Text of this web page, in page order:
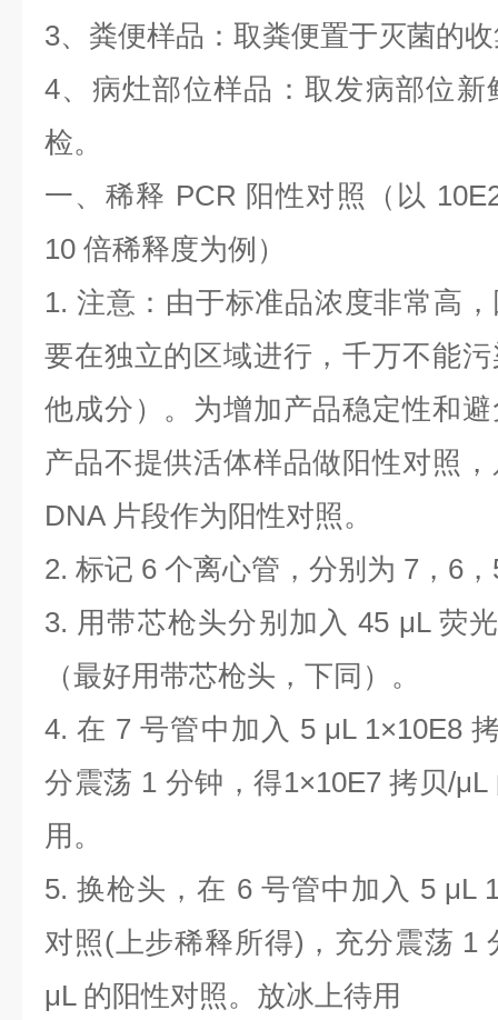
3、粪便样品：取粪便置于灭菌的
4、病灶部位样品：取发病部位
检。
一、稀释 PCR 阳性对照（以
10 倍稀释度为例）
1. 注意：由于标准品浓度非常高
要在独立的区域进行，千万不能
他成分）。为增加产品稳定性和
产品不提供活体样品做阳性对照
DNA 片段作为阳性对照。
2. 标记 6 个离心管，分别为 7 ， 6 ，
3. 用带芯枪头分别加入 45 μL 荧
（最好用带芯枪头，下同）。
4.在 7号管中加入 5 μL 1×10E8
分震荡 1 分钟，得1×10E7 拷贝/μL
用。
5.换枪头，在 6 号管中加入 5 μL
对照(上步稀释所得) ，充分震荡 1
μL 的阳性对照。放冰上待用